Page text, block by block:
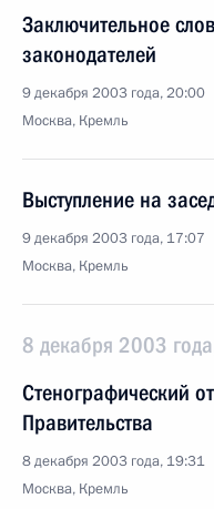
Заключительное
законодателей
9 декабря 2003 года, 20:00
Москва, Кремль
Выступление на
9 декабря 2003 года, 17:07
Москва, Кремль
8 декабря 2003
Стенографический
Правительства
8 декабря 2003 года, 19:31
Москва, Кремль